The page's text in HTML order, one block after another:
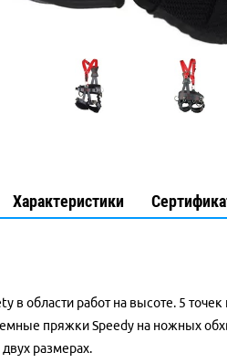
Характеристики
в области работ на высоте. 5
пряжки Speedy на ножных
размерах.